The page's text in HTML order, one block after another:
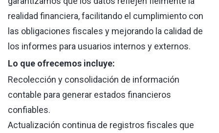
realidad financiera, facilitando el cumplimiento con
las obligaciones fiscales y mejorando la calidad de
los informes para usuarios internos y externos.
Lo que ofrecemos incluye:
Recolección y consolidación de información
contable para generar estados financieros
confiables.
Actualización continua de registros fiscales que